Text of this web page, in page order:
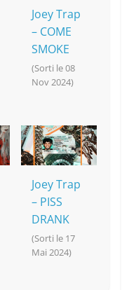
Joey Trap
– COME
SMOKE
(Sorti le 08
Nov 2024)
Joey Trap
– PISS
DRANK
(Sorti le 17
Mai 2024)